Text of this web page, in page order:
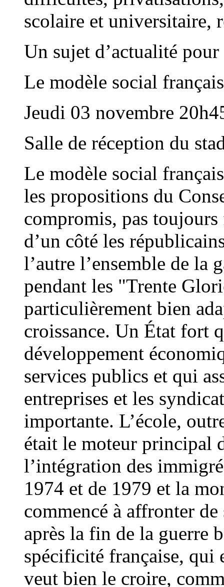
scolaire et universitaire,
Un sujet d’actualité
Le modèle social français
Jeudi 03 novembre
Salle de réception du
Le modèle social
les propositions du
compromis, pas
d’un côté les
l’autre l’ensemble de la
pendant les "Trente
particulièrement bien
croissance. Un État fort
développement
services publics et qui
entreprises et les
importante. L’école,
était le moteur principal
l’intégration des
1974 et de 1979 et la
commencé à affronter
après la fin de la guerre
spécificité française, qui
veut bien le croire,